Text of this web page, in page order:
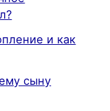
и как
сыну